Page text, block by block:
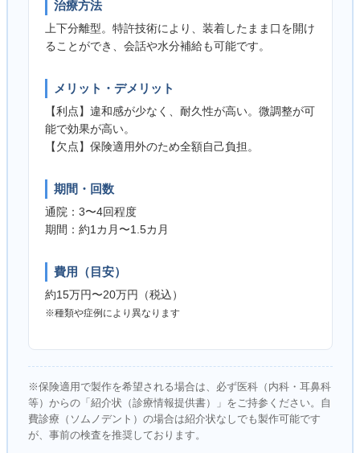
治療方法
上下分離型。特許技術により、装着したまま口を開け
ることができ、会話や水分補給も可能です。
メリット・デメリット
【利点】違和感が少なく、耐久性が高い。微調整が可
能で効果が高い。
【欠点】保険適用外のため全額自己負担。
期間・回数
通院：3〜4回程度
期間：約1カ月〜1.5カ月
費用（目安）
約15万円〜20万円（税込）
※種類や症例により異なります
※保険適用で製作を希望される場合は、必ず医科（内科・耳鼻科
等）からの「紹介状（診療情報提供書）」をご持参ください。自
費診療（ソムノデント）の場合は紹介状なしでも製作可能です
が、事前の検査を推奨しております。